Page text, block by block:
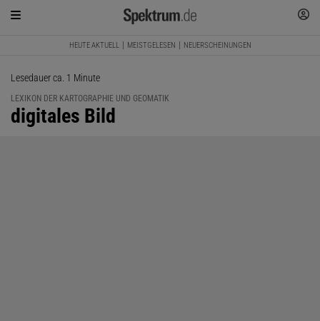
HEUTE AKTUELL MEISTGELESEN NEUERSCHEINUNGEN
Lesedauer ca. 1 Minute
LEXIKON DER KARTOGRAPHIE UND GEOMATIK
:
digitales Bild